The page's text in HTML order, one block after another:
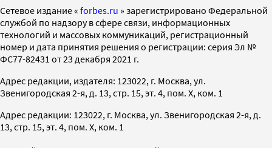
Cетевое издание « forbes.ru » зарегистрировано Федеральной
службой по надзору в сфере связи, информационных
технологий и массовых коммуникаций, регистрационный
номер и дата принятия решения о регистрации: серия Эл №
ФС77-82431 от 23 декабря 2021 г.
Адрес редакции, издателя: 123022, г. Москва, ул.
Звенигородская 2-я, д. 13, стр. 15, эт. 4, пом. X, ком. 1
Адрес редакции: 123022, г. Москва, ул. Звенигородская 2-я, д.
13, стр. 15, эт. 4, пом. X, ком. 1